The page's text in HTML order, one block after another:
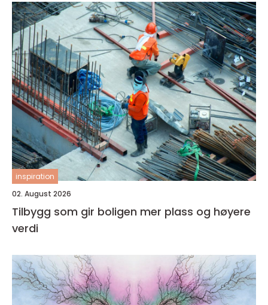
inspiration
02. August 2026
Tilbygg som gir boligen mer plass og høyere
verdi